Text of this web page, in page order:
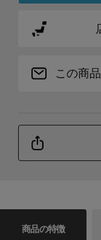
この商
商品の特徴